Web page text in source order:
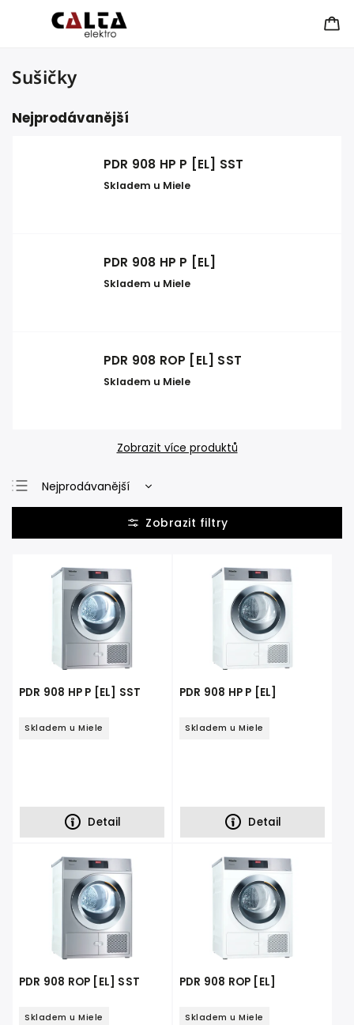
Sušičky
Nejprodávanější
PDR 908 HP P [EL] SST
Skladem u Miele
PDR 908 HP P [EL]
Skladem u Miele
PDR 908 ROP [EL] SST
Skladem u Miele
Zobrazit více produktů
Nejprodávanější
Nejlevnější
Nejdražší
PDR 908 HP P [EL] SST
Skladem u Miele
Detail
PDR 908 HP P [EL]
Skladem u Miele
Detail
PDR 908 ROP [EL] SST
Skladem u Miele
PDR 908 ROP [EL]
Skladem u Miele